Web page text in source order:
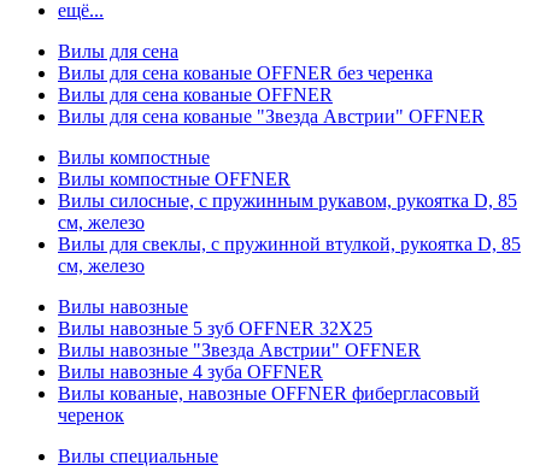
ещё...
Вилы для сена
Вилы для сена кованые OFFNER без черенка
Вилы для сена кованые OFFNER
Вилы для сена кованые "Звезда Австрии" OFFNER
Вилы компостные
Вилы компостные OFFNER
Вилы силосные, с пружинным рукавом, рукоятка D, 85
см, железо
Вилы для свеклы, с пружинной втулкой, рукоятка D, 85
см, железо
Вилы навозные
Вилы навозные 5 зуб OFFNER 32X25
Вилы навозные "Звезда Австрии" OFFNER
Вилы навозные 4 зуба OFFNER
Вилы кованые, навозные OFFNER фибергласовый
черенок
Вилы специальные